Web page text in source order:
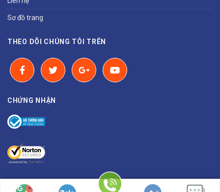
Sơ đồ trang
THEO DÕI CHÚNG TÔI TRÊN
CHỨNG NHẬN